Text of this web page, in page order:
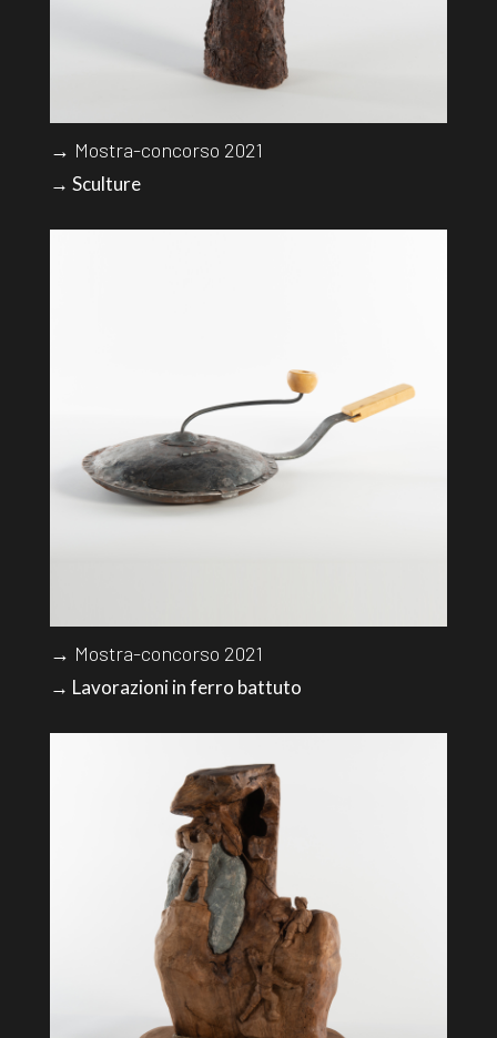
→ Mostra-concorso 2021
→ Sculture
→ Mostra-concorso 2021
→ Lavorazioni in ferro battuto